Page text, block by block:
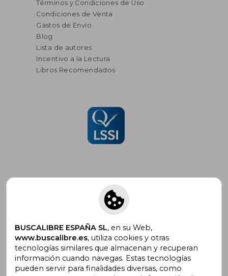
Términos y Condiciones de Uso
Condiciones de Venta
Gastos de Envío
Blog
Lista de autores
Incentivo a la Lectura
Libros Recomendados
Suscríbete para recibir ofertas y
promociones
BUSCALIBRE ESPAÑA SL, en su Web,
www.buscalibre.es, utiliza cookies y otras
tecnologías similares que almacenan y recuperan
información cuando navegas. Estas tecnologías
pueden servir para finalidades diversas, como